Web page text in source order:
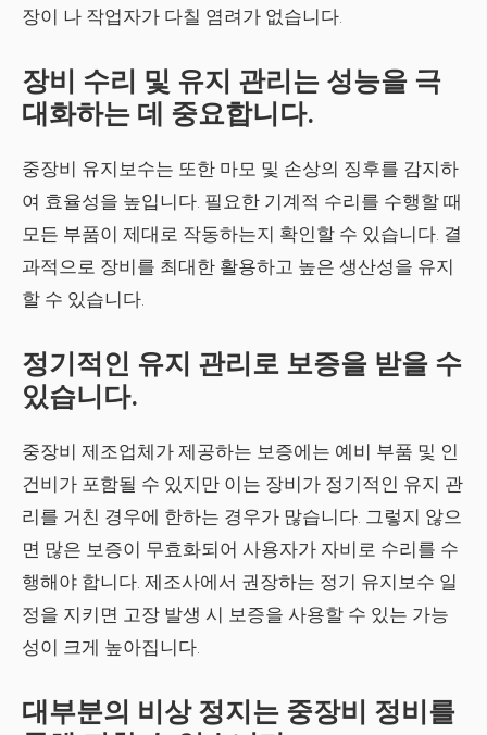
장이 나 작업자가 다칠 염려가 없습니다.
장비 수리 및 유지 관리는 성능을 극
대화하는 데 중요합니다.
중장비 유지보수는 또한 마모 및 손상의 징후를 감지하
여 효율성을 높입니다. 필요한 기계적 수리를 수행할 때
모든 부품이 제대로 작동하는지 확인할 수 있습니다. 결
과적으로 장비를 최대한 활용하고 높은 생산성을 유지
할 수 있습니다.
정기적인 유지 관리로 보증을 받을 수
있습니다.
중장비 제조업체가 제공하는 보증에는 예비 부품 및 인
건비가 포함될 수 있지만 이는 장비가 정기적인 유지 관
리를 거친 경우에 한하는 경우가 많습니다. 그렇지 않으
면 많은 보증이 무효화되어 사용자가 자비로 수리를 수
행해야 합니다. 제조사에서 권장하는 정기 유지보수 일
정을 지키면 고장 발생 시 보증을 사용할 수 있는 가능
성이 크게 높아집니다.
대부분의 비상 정지는 중장비 정비를